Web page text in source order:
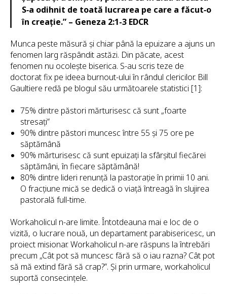
S‑a odihnit de toată lucrarea pe care a făcut‑o
în creație.” – Geneza 2:1-3 EDCR
Munca peste măsură și chiar până la epuizare a ajuns un
fenomen larg răspândit astăzi. Din păcate, acest
fenomen nu ocolește biserica. S-au scris teze de
doctorat fix pe ideea burnout-ului în rândul clericilor. Bill
Gaultiere redă pe blogul său următoarele statistici [1]:
75% dintre păstori mărturisesc că sunt „foarte
stresați”
90% dintre păstori muncesc între 55 și 75 ore pe
săptămână
90% mărturisesc că sunt epuizați la sfârșitul fiecărei
săptămâni, în fiecare săptămână!
80% dintre lideri renunță la pastorație în primii 10 ani.
O fracțiune mică se dedică o viață întreagă în slujirea
pastorală full-time.
Workaholicul n-are limite. Întotdeauna mai e loc de o
vizită, o lucrare nouă, un departament parabisericesc, un
proiect misionar. Workaholicul n-are răspuns la întrebări
precum „Cât pot să muncesc fără să o iau razna? Cât pot
să mă extind fără să crap?”. Și prin urmare, workaholicul
suportă consecințele.